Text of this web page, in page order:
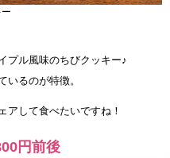
プル風味のちびクッキー♪
いるのが特徴。
アして食べたいですね！
円前後